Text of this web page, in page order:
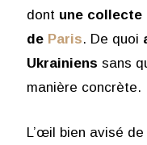
dont une collecte
de Paris. De quoi
Ukrainiens sans
manière concrète.
L’œil bien avisé de